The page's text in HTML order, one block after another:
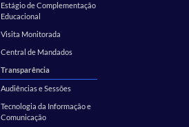
Estágio de Complementação
Educacional
Visita Monitorada
Central de Mandados
Transparência
Audiências e Sessões
Tecnologia da Informação e
Comunicação